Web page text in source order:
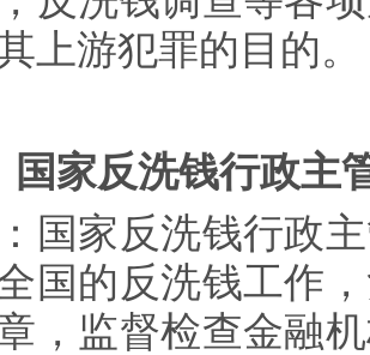
上游犯罪的目的。
国家反洗钱行政主
国家反洗钱行政
国的反洗钱工作
，监督检查金融